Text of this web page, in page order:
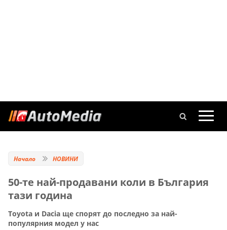
Начало НОВИНИ
50-те най-продавани коли в България
тази година
Toyota и Dacia ще спорят до последно за най-
популярния модел у нас